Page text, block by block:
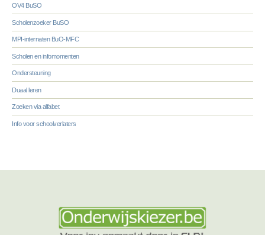
OV4 BuSO
Scholenzoeker BuSO
MPI-internaten BuO-MFC
Scholen en infomomenten
Ondersteuning
Duaal leren
Zoeken via alfabet
Info voor schoolverlaters